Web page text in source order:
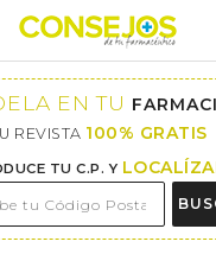
EN TU
REVISTA 100% GRATIS
TU C.P. Y